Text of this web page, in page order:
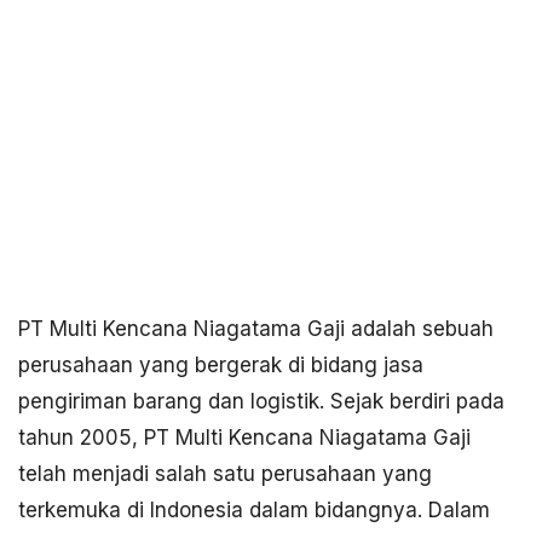
PT Multi Kencana Niagatama Gaji adalah sebuah
perusahaan yang bergerak di bidang jasa
pengiriman barang dan logistik. Sejak berdiri pada
tahun 2005, PT Multi Kencana Niagatama Gaji
telah menjadi salah satu perusahaan yang
terkemuka di Indonesia dalam bidangnya. Dalam